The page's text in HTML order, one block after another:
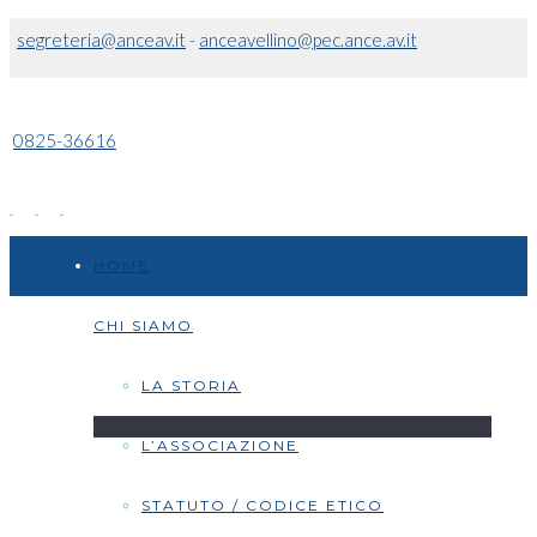
segreteria@anceav.it- anceavellino@pec.ance.av.it
0825-36616
CHI SIAMO
LA STORIA
L’ASSOCIAZIONE
STATUTO / CODICE ETICO